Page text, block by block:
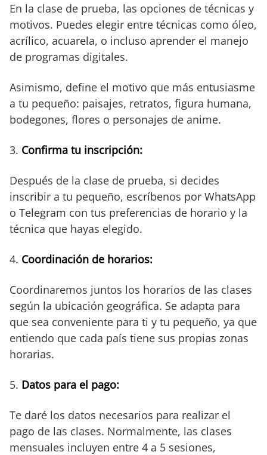
En la clase de prueba, las opciones de técnicas y
motivos. Puedes elegir entre técnicas como óleo,
acrílico, acuarela, o incluso aprender el manejo
de programas digitales.
Asimismo, define el motivo que más entusiasme
a tu pequeño: paisajes, retratos, figura humana,
bodegones, flores o personajes de anime.
3. Confirma tu inscripción:
Después de la clase de prueba, si decides
inscribir a tu pequeño, escríbenos por WhatsApp
o Telegram con tus preferencias de horario y la
técnica que hayas elegido.
4. Coordinación de horarios:
Coordinaremos juntos los horarios de las clases
según la ubicación geográfica. Se adapta para
que sea conveniente para ti y tu pequeño, ya que
entiendo que cada país tiene sus propias zonas
horarias.
5. Datos para el pago:
Te daré los datos necesarios para realizar el
pago de las clases. Normalmente, las clases
mensuales incluyen entre 4 a 5 sesiones,